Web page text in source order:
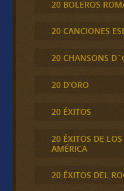
20 BOLEROS
20 CANCIONES
20 CHANSONS
20 D'ORO
20 ÉXITOS
20 ÉXITOS DE
AMÉRICA
20 ÉXITOS DEL